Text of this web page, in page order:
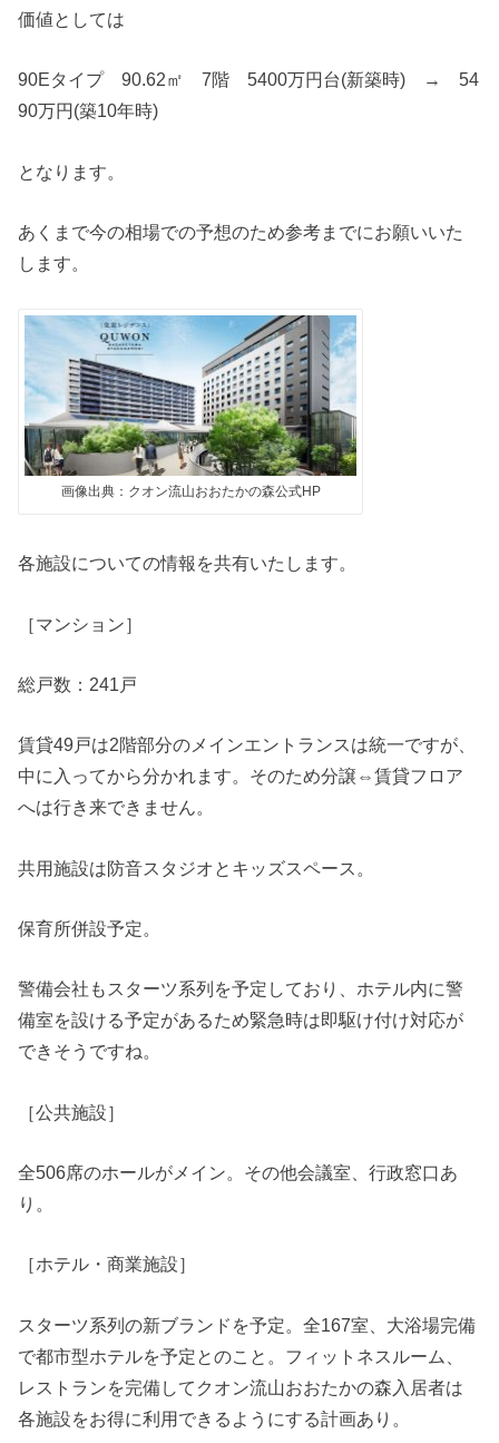
価値としては
90Eタイプ 90.62㎡ 7階 5400万円台(新築時) → 54
90万円(築10年時)
となります。
あくまで今の相場での予想のため参考までにお願いいた
します。
画像出典：クオン流山おおたかの森公式HP
各施設についての情報を共有いたします。
［マンション］
総戸数：241戸
賃貸49戸は2階部分のメインエントランスは統一ですが、
中に入ってから分かれます。そのため分譲⇔賃貸フロア
へは行き来できません。
共用施設は防音スタジオとキッズスペース。
保育所併設予定。
警備会社もスターツ系列を予定しており、ホテル内に警
備室を設ける予定があるため緊急時は即駆け付け対応が
できそうですね。
［公共施設］
全506席のホールがメイン。その他会議室、行政窓口あ
り。
［ホテル・商業施設］
スターツ系列の新ブランドを予定。全167室、大浴場完備
で都市型ホテルを予定とのこと。フィットネスルーム、
レストランを完備してクオン流山おおたかの森入居者は
各施設をお得に利用できるようにする計画あり。